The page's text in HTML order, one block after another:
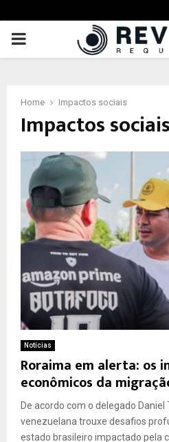
PRIMARY
Home Impactos sociais
Impactos sociais
Notícias
Roraima em alerta: os
econômicos da
De acordo com o delegado
venezuelana trouxe desafios
estado brasileiro impactado pela